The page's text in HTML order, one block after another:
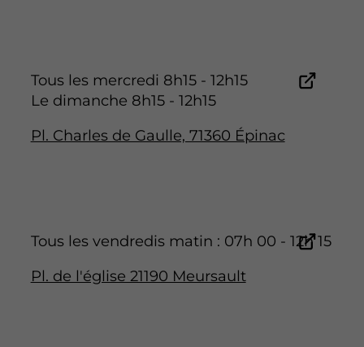
Tous les mercredi 8h15 - 12h15
Le dimanche 8h15 - 12h15
Pl. Charles de Gaulle, 71360 Épinac
Tous les vendredis matin : 07h 00 - 12h 15
Pl. de l'église 21190 Meursault